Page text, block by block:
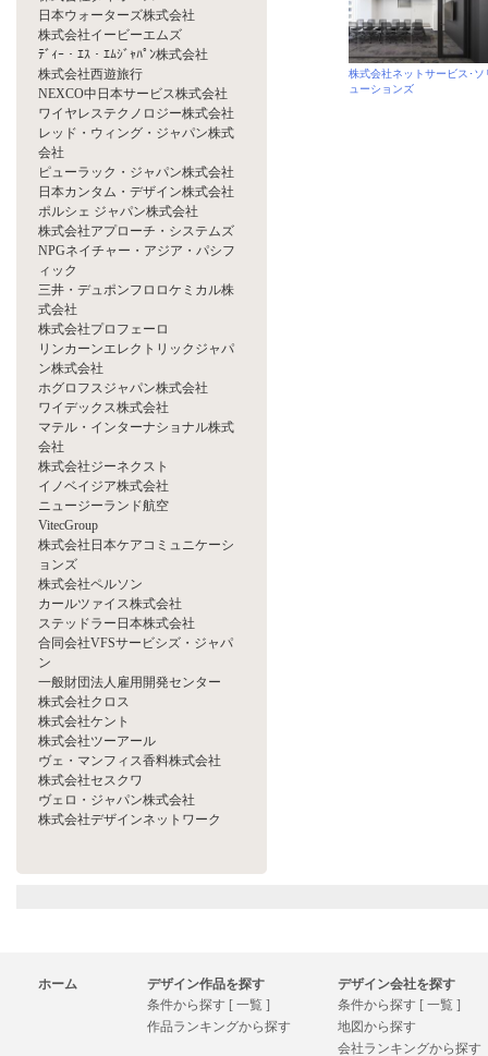
日本ウォーターズ株式会社
株式会社イービーエムズ
ﾃﾞｨｰ・ｴｽ・ｴﾑｼﾞｬﾊﾟﾝ株式会社
株式会社西遊旅行
NEXCO中日本サービス株式会社
ワイヤレステクノロジー株式会社
レッド・ウィング・ジャパン株式
会社
ピューラック・ジャパン株式会社
日本カンタム・デザイン株式会社
ポルシェ ジャパン株式会社
株式会社アプローチ・システムズ
NPGネイチャー・アジア・パシフ
ィック
三井・デュポンフロロケミカル株
式会社
株式会社プロフェーロ
リンカーンエレクトリックジャパ
ン株式会社
ホグロフスジャパン株式会社
ワイデックス株式会社
マテル・インターナショナル株式
会社
株式会社ジーネクスト
イノベイジア株式会社
ニュージーランド航空
VitecGroup
株式会社日本ケアコミュニケーシ
ョンズ
株式会社ペルソン
カールツァイス株式会社
ステッドラー日本株式会社
合同会社VFSサービシズ・ジャパ
ン
一般財団法人雇用開発センター
株式会社クロス
株式会社ケント
株式会社ツーアール
ヴェ・マンフィス香料株式会社
株式会社セスクワ
ヴェロ・ジャパン株式会社
株式会社デザインネットワーク
株式会社ネットサービス･ソ
ューションズ
ホーム
デザイン作品を探す
条件から探す [ 一覧 ]
作品ランキングから探す
デザイン会社を探す
条件から探す [ 一覧 ]
地図から探す
会社ランキングから探す